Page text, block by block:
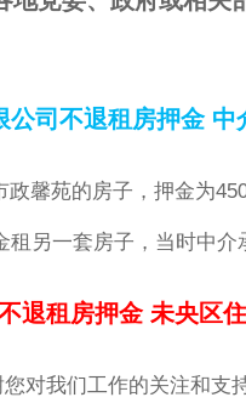
司不退租房押金 中
馨苑的房子，押金为
租另一套房子，当时中
退租房押金 未央区住
对我们工作的关注和